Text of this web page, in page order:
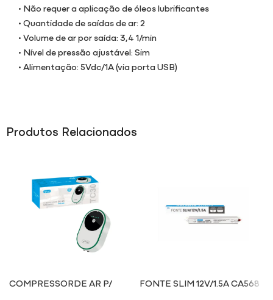
• Não requer a aplicação de óleos lubrificantes
• Quantidade de saídas de ar: 2
• Volume de ar por saída: 3,4 1/min
• Nível de pressão ajustável: Sim
• Alimentação: 5Vdc/1A (via porta USB)
Produtos Relacionados
COMPRESSORDE AR P/
FONTE SLIM 12V/1.5A CA568